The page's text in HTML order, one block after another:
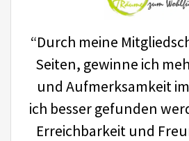
“Durch meine
Seiten, gewinne ich
und Aufmerksamkeit
ich besser gefunden
Erreichbarkeit und